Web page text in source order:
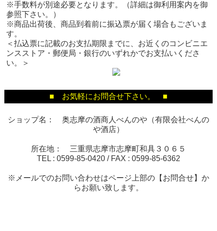
※手数料が別途必要となります。（詳細は御利用案内を御
参照下さい。）
※商品出荷後、商品到着前に振込票が届く場合もございま
す。
＜払込票に記載のお支払期限までに、お近くのコンビニエ
ンスストア・郵便局・銀行のいずれかでお支払いくださ
い。＞
■ お気軽にお問合せ下さい。 ■
ショップ名： 奥志摩の酒商人べんのや（有限会社べんの
や酒店）
所在地： 三重県志摩市志摩町和具３０６５
TEL : 0599-85-0420 / FAX : 0599-85-6362
※メールでのお問い合わせはページ上部の【お問合せ】か
らお願い致します。